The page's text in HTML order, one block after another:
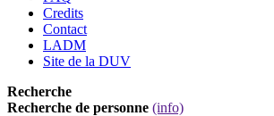
Credits
Contact
LADM
Site de la DUV
Recherche
Recherche de personne (info)